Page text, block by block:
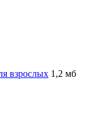
взрослых 1,2 мб